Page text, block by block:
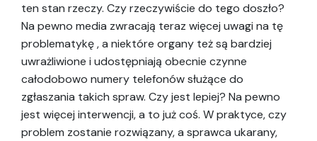
ten stan rzeczy. Czy rzeczywiście do tego doszło?
Na pewno media zwracają teraz więcej uwagi na tę
problematykę , a niektóre organy też są bardziej
uwrażliwione i udostępniają obecnie czynne
całodobowo numery telefonów służące do
zgłaszania takich spraw. Czy jest lepiej? Na pewno
jest więcej interwencji, a to już coś. W praktyce, czy
problem zostanie rozwiązany, a sprawca ukarany,